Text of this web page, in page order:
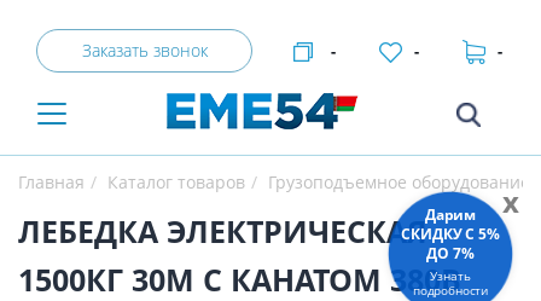
Заказать звонок - - -
Главная Каталог товаров Грузоподъемное оборудование
ЛЕБЕДКА ЭЛЕКТРИЧЕСКАЯ
1500КГ 30М С КАНАТОМ 380В
x
Дарим
СКИДКУ C 5%
ДО 7%
Узнать
подробности